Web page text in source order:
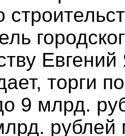
торги
9 млрд.
рублей